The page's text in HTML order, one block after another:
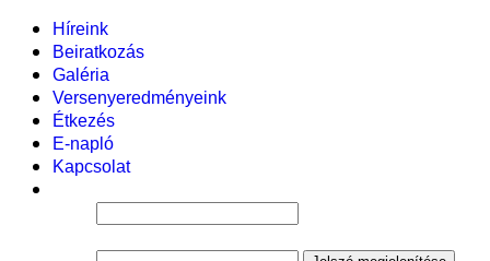
Híreink
Beiratkozás
Galéria
Versenyeredményeink
Étkezés
E-napló
Kapcsolat